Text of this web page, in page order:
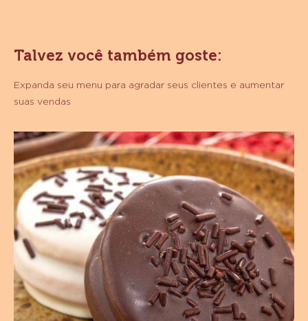
MAIS
BARRA
Talvez você também goste:
Expanda seu menu para agradar seus clientes e aumentar
suas vendas
Alfajores